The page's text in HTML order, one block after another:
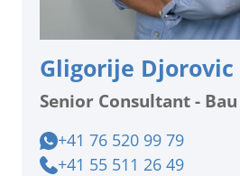
Gligorije Djorovic
Senior Consultant - Bau
+41 76 520 99 79
+41 55 511 26 49